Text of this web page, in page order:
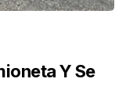
Y Se